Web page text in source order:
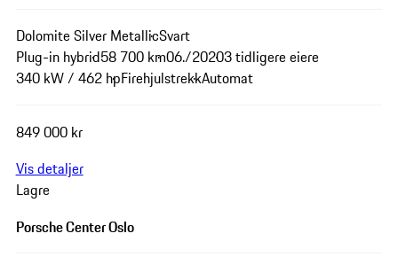
Dolomite Silver MetallicSvart
Plug-in hybrid58 700 km06./20203 tidligere eiere
340 kW / 462 hpFirehjulstrekkAutomat
849 000 kr
Vis detaljer
Lagre
Porsche Center Oslo